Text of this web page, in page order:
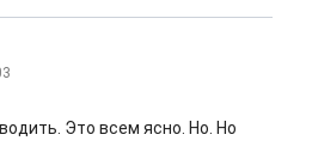
Это всем ясно. Но. Но